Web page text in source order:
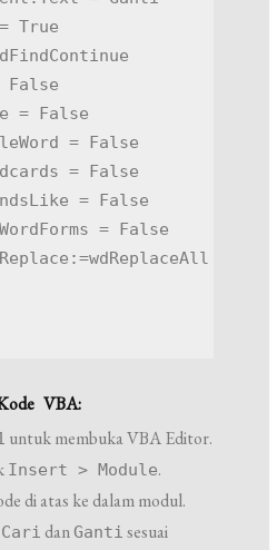
True
False
= False
= False
= False
= False
= False
VBA:
untuk membuka VBA Editor.
Insert > Module.
di atas ke dalam modul.
Cari danGanti sesuai